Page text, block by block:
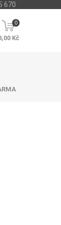
670
0
Kč